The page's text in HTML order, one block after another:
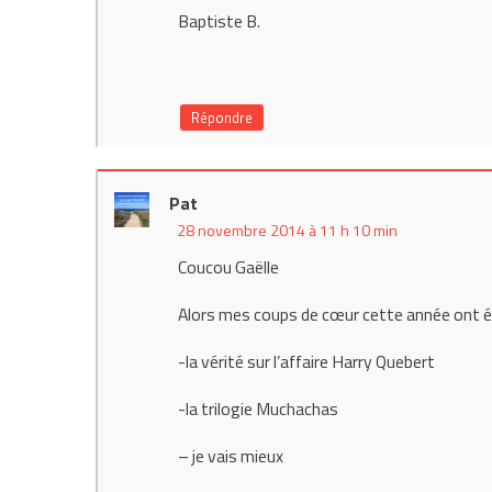
Baptiste B.
Répondre
Pat
28 novembre 2014 à 11 h 10 min
Coucou Gaëlle
Alors mes coups de cœur cette année ont
-la vérité sur l’affaire Harry Quebert
-la trilogie Muchachas
– je vais mieux